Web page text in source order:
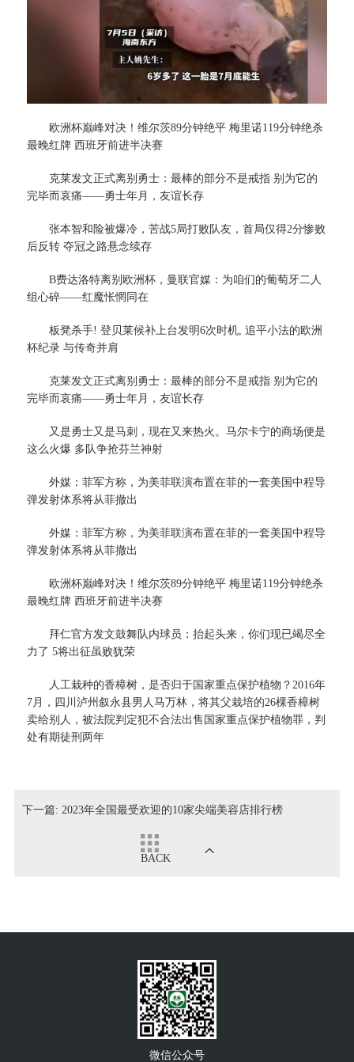
欧洲杯巅峰对决！维尔茨89分钟绝平 梅里诺119分钟绝杀
最晚红牌 西班牙前进半决赛
克莱发文正式离别勇士：最棒的部分不是戒指 别为它的
完毕而哀痛——勇士年月，友谊长存
张本智和险被爆冷，苦战5局打败队友，首局仅得2分惨败
后反转 夺冠之路悬念续存
B费达洛特离别欧洲杯，曼联官媒：为咱们的葡萄牙二人
组心碎——红魔怅惘同在
板凳杀手! 登贝莱候补上台发明6次时机, 追平小法的欧洲
杯纪录 与传奇并肩
克莱发文正式离别勇士：最棒的部分不是戒指 别为它的
完毕而哀痛——勇士年月，友谊长存
又是勇士又是马刺，现在又来热火。马尔卡宁的商场便是
这么火爆 多队争抢芬兰神射
外媒：菲军方称，为美菲联演布置在菲的一套美国中程导
弹发射体系将从菲撤出
外媒：菲军方称，为美菲联演布置在菲的一套美国中程导
弹发射体系将从菲撤出
欧洲杯巅峰对决！维尔茨89分钟绝平 梅里诺119分钟绝杀
最晚红牌 西班牙前进半决赛
拜仁官方发文鼓舞队内球员：抬起头来，你们现已竭尽全
力了 5将出征虽败犹荣
人工栽种的香樟树，是否归于国家重点保护植物？2016年
7月，四川泸州叙永县男人马万林，将其父栽培的26棵香樟树
卖给别人，被法院判定犯不合法出售国家重点保护植物罪，判
处有期徒刑两年
下一篇: 2023年全国最受欢迎的10家尖端美容店排行榜
BACK
微信公众号